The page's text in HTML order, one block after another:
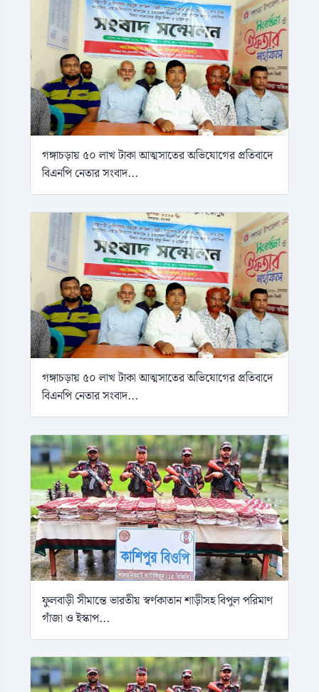
গঙ্গাচড়ায় ৫০ লাখ টাকা আত্মসাতের অভিযোগের প্রতিবাদে
বিএনপি নেতার সংবাদ...
গঙ্গাচড়ায় ৫০ লাখ টাকা আত্মসাতের অভিযোগের প্রতিবাদে
বিএনপি নেতার সংবাদ...
ফুলবাড়ী সীমান্তে ভারতীয় স্বর্ণকাতান শাড়ীসহ বিপুল পরিমাণ
গাঁজা ও ইস্কাপ...